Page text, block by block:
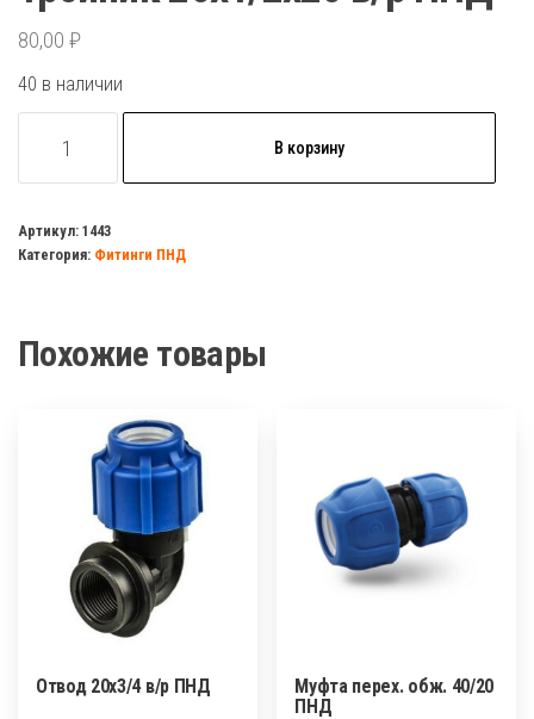
80,00 ₽
40 в наличии
товара
20х1/2х20
в/
В корзину
Артикул: 1443
Категория: Фитинги ПНД
Похожие товары
Отвод 20х3/4 в/р ПНД
Муфта перех. обж. 40/20
ПНД